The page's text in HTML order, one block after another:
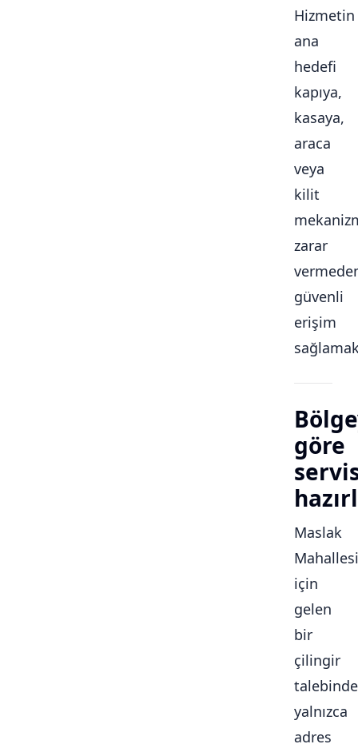
Hizmetin
ana
hedefi
kapıya,
kasaya,
araca
veya
kilit
zarar
güvenli
erişim
göre
Maslak
Mahallesi
için
gelen
bir
çilingir
talebinde
yalnızca
adres